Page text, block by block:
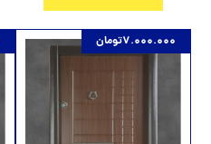
7.000.000تومان